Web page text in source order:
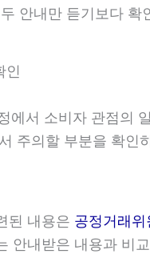
안내만 듣기보다
인
에서 소비자 관점의
주의할 부분을 확
된 내용은 공정거래위
안내받은 내용과 비